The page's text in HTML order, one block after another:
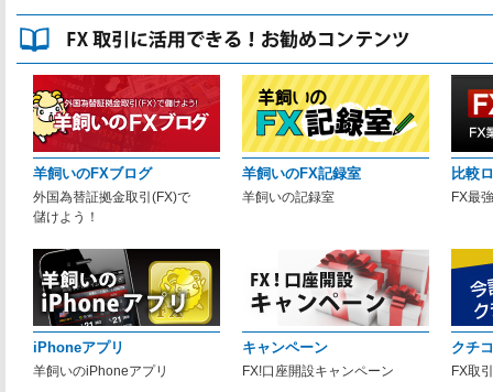
羊飼いのFXブログ
外国為替証拠金取引(FX)で
儲けよう！
羊飼いのFX記録室
羊飼いの記録室
比較
FX最
iPhoneアプリ
羊飼いのiPhoneアプリ
キャンペーン
FX!口座開設キャンペーン
クチ
FX取